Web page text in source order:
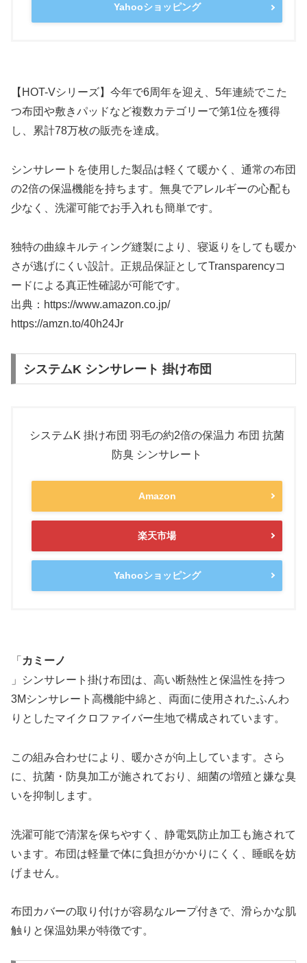
Yahooショッピング
【HOT-Vシリーズ】今年で6周年を迎え、5年連続でこた
つ布団や敷きパッドなど複数カテゴリーで第1位を獲得
し、累計78万枚の販売を達成。
シンサレートを使用した製品は軽くて暖かく、通常の布団
の2倍の保温機能を持ちます。無臭でアレルギーの心配も
少なく、洗濯可能でお手入れも簡単です。
独特の曲線キルティング縫製により、寝返りをしても暖か
さが逃げにくい設計。正規品保証としてTransparencyコ
ードによる真正性確認が可能です。
出典：https://www.amazon.co.jp/
https://amzn.to/40h24Jr
システムK シンサレート 掛け布団
システムK 掛け布団 羽毛の約2倍の保温力 布団 抗菌
防臭 シンサレート
Amazon
楽天市場
Yahooショッピング
「 カミーノ
」シンサレート掛け布団は、高い断熱性と保温性を持つ
3Mシンサレート高機能中綿と、両面に使用されたふんわ
りとしたマイクロファイバー生地で構成されています。
この組み合わせにより、暖かさが向上しています。さら
に、抗菌・防臭加工が施されており、細菌の増殖と嫌な臭
いを抑制します。
洗濯可能で清潔を保ちやすく、静電気防止加工も施されて
います。布団は軽量で体に負担がかかりにくく、睡眠を妨
げません。
布団カバーの取り付けが容易なループ付きで、滑らかな肌
触りと保温効果が特徴です。